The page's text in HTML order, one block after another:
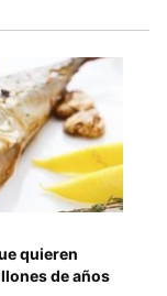
quieren
de años